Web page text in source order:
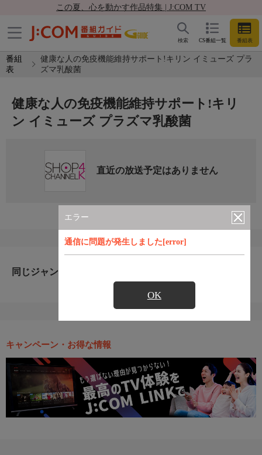
この夏、心を動かす作品特集 | J:COM TV
CS番組一覧 番組表
検索
番組
表
健康な人の免疫機能維持サポート!キリン イミューズ プラ
ズマ乳酸菌
エラー
通信に問題が発生しました[error]
OK
健康な人の免疫機能維持サポート!キリ
ン イミューズ プラズマ乳酸菌
直近の放送予定はありません
同じジャンルのおすすめ番組
キャンペーン・お得な情報